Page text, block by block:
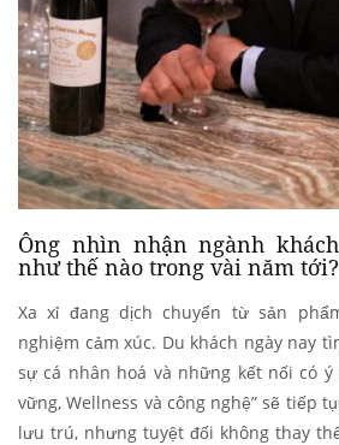
Ông nhìn nhận ngành
như thế nào trong vài năm tới?
Xa xỉ đang dịch chuyển từ sản
nghiệm cảm xúc. Du khách ngày nay
sự cá nhân hoá và những kết nối có ý
vững, Wellness và công nghệ” sẽ tiếp
lưu trú, nhưng tuyệt đối không thay